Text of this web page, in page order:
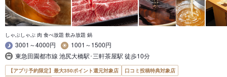
しゃぶしゃぶ 肉 食べ放題 飲み放題 鍋
3001～4000円
1001～1500円
東急田園都市線 池尻大橋駅･三軒茶屋駅 徒歩10分
【アプリ予約限定】最大350ポイント還元対象店
口コミ投稿特典対象店